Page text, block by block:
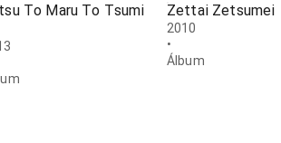
To Maru To Tsumi
Zettai Zetsumei
2010
•
Álbum